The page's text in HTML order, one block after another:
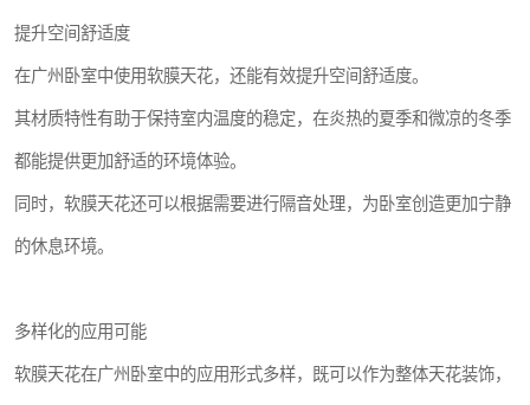
提升空间舒适度
在广州卧室中使用软膜天花，还能有效提升空间舒适度。
其材质特性有助于保持室内温度的稳定，在炎热的夏季和微凉的冬季
都能提供更加舒适的环境体验。
同时，软膜天花还可以根据需要进行隔音处理，为卧室创造更加宁静
的休息环境。
多样化的应用可能
软膜天花在广州卧室中的应用形式多样，既可以作为整体天花装饰，